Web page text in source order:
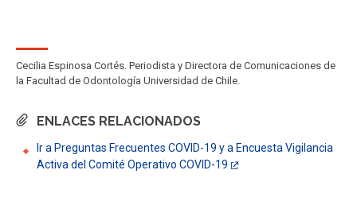
ENLACES RELACIONADOS
Ir a Preguntas Frecuentes COVID-19 y a Encuesta Vigilancia
Activa del Comité Operativo COVID-19
Cecilia Espinosa Cortés. Periodista y Directora de Comunicaciones de
la Facultad de Odontología Universidad de Chile.